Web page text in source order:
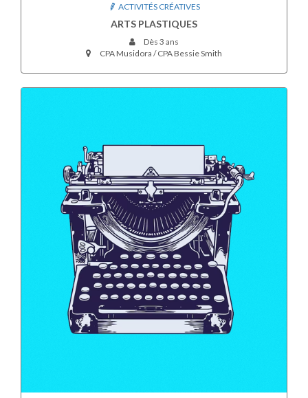
ACTIVITÉS CRÉATIVES
ARTS PLASTIQUES
Dès 3 ans
CPA Musidora / CPA Bessie Smith